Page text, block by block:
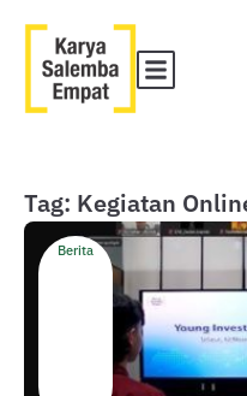
Tag: Kegiatan
Berita